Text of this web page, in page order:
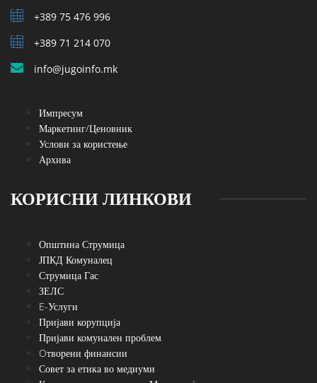
+389 75 476 996
+389 71 214 070
info@jugoinfo.mk
Импресум
Маркетинг/Ценовник
Услови за користење
Архива
КОРИСНИ ЛИНКОВИ
Општина Струмица
ЈПКД Комуналец
Струмица Гас
ЗЕЛС
E-Услуги
Пријави корупција
Пријави комунален проблем
Oтворени финансии
Совет за етика во медиуми